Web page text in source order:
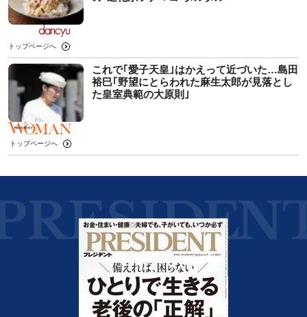
トップページへ
これで｢愛子天皇｣はかえって近づいた…島田
裕巳｢野望にとらわれた麻生太郎が見落とし
た皇室典範の大原則｣
トップページへ